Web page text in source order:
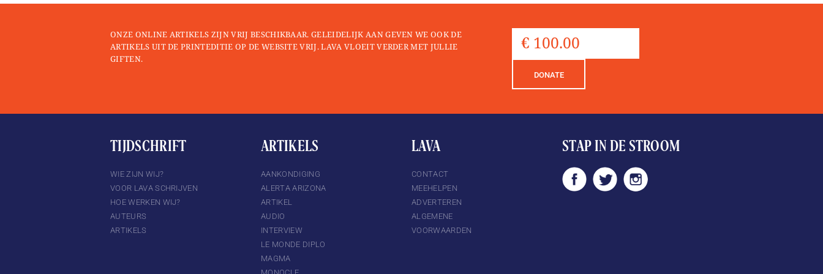
ONZE ONLINE ARTIKELS ZIJN VRIJ BESCHIKBAAR. GELEIDELIJK AAN GEVEN WE OOK DE
ARTIKELS UIT DE PRINTEDITIE OP DE WEBSITE VRIJ. LAVA VLOEIT VERDER MET JULLIE
GIFTEN.
DONATE
TIJDSCHRIFT
WIE ZIJN WIJ?
VOOR LAVA SCHRIJVEN
HOE WERKEN WIJ?
AUTEURS
ARTIKELS
ARTIKELS
AANKONDIGING
ALERTA ARIZONA
ARTIKEL
AUDIO
INTERVIEW
LE MONDE DIPLO
MAGMA
MONOCLE
LAVA
CONTACT
MEEHELPEN
ADVERTEREN
ALGEMENE
VOORWAARDEN
STAP IN DE STROOM